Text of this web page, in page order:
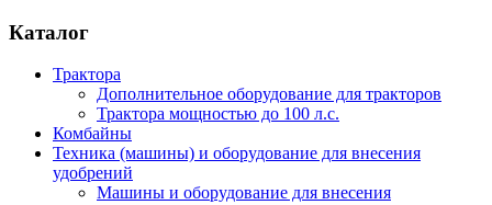
Каталог
Трактора
Дополнительное оборудование для тракторов
Трактора мощностью до 100 л.с.
Комбайны
Техника (машины) и оборудование для внесения
удобрений
Машины и оборудование для внесения